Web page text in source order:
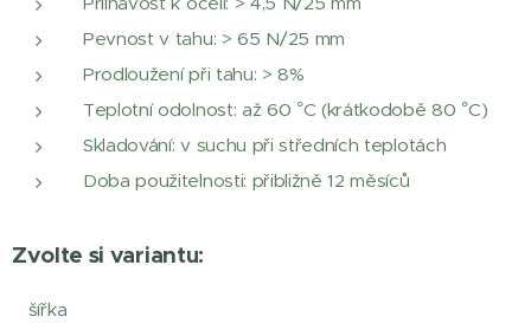
Pevnost v tahu: > 65 N/25 mm
Prodloužení při tahu: > 8%
Teplotní odolnost: až 60 °C (krátkodobě 80 °C)
Skladování: v suchu při středních teplotách
Doba použitelnosti: přibližně 12 měsíců
Zvolte si variantu:
šířka